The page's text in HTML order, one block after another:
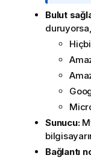
Bulut
duruyorsa,
Sunucu:
Bağlantı